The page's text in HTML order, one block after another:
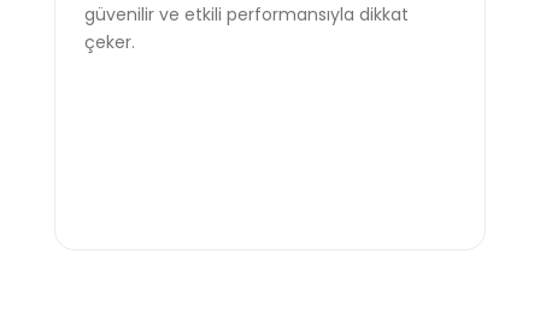
güvenilir ve etkili performansıyla dikkat
çeker.